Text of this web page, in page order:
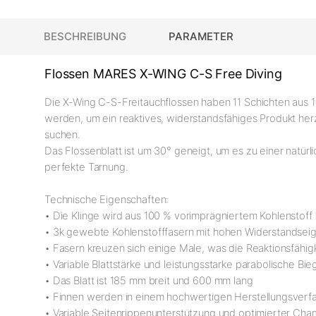
BESCHREIBUNG PARAMETER
Flossen MARES X-WING C-S Free Diving
Die X-Wing C-S-Freitauchflossen haben 11 Schichten
werden, um ein reaktives, widerstandsfähiges Produkt
suchen.
Das Flossenblatt ist um 30° geneigt, um es zu einer
perfekte Tarnung.
Technische Eigenschaften:
• Die Klinge wird aus 100 % vorimprägniertem
• 3k gewebte Kohlenstofffasern mit hohen
• Fasern kreuzen sich einige Male, was die
• Variable Blattstärke und leistungsstarke parabolische
• Das Blatt ist 185 mm breit und 600 mm lang
• Finnen werden in einem hochwertigen
• Variable Seitenrippenunterstützung und optimierter